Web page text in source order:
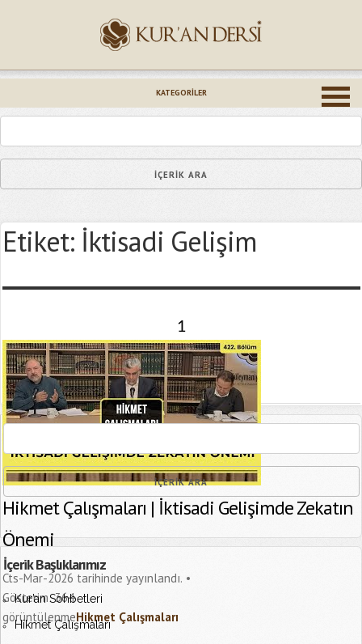
KATEGORILER
Etiket: İktisadi Gelişim
1
Hikmet Çalışmaları | İktisadi Gelişimde Zekatın
Önemi
Cts-Mar-2026 tarihinde yayınlandı.
Gösterim: 364
görüntülenmeHikmet Çalışmaları
İçerik Başlıklarımız
Kur’an Sohbetleri
Hikmet Çalışmaları
Epostanız (*)
Yaşadığınız Hatanın Ayrıntıları
Bağlantıyı Gönderin
[recaptcha]